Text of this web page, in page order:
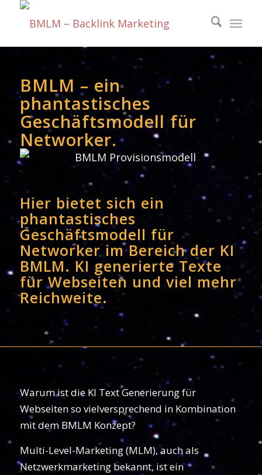
BMLM – ein
phantastisches
Geschäftsmodell für
Networker.
Hier bietet sich ein
phantastisches
Geschäftsmodell für
Networker im Bereich der KI
BMLM. KI generierte Texte
für Webseiten und viel mehr
Reichweite.
Warum ist die KI Text Generierung für
Webseiten so vielversprechend in Kombination
mit dem BMLM Konzept?
Multi-Level-Marketing (MLM), auch als
Netzwerkmarketing bekannt, ist ein